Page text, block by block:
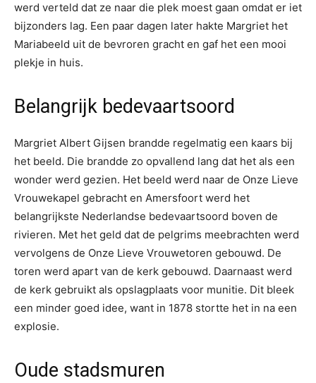
werd verteld dat ze naar die plek moest gaan omdat er iet
bijzonders lag. Een paar dagen later hakte Margriet het
Mariabeeld uit de bevroren gracht en gaf het een mooi
plekje in huis.
Belangrijk bedevaartsoord
Margriet Albert Gijsen brandde regelmatig een kaars bij
het beeld. Die brandde zo opvallend lang dat het als een
wonder werd gezien. Het beeld werd naar de Onze Lieve
Vrouwekapel gebracht en Amersfoort werd het
belangrijkste Nederlandse bedevaartsoord boven de
rivieren. Met het geld dat de pelgrims meebrachten werd
vervolgens de Onze Lieve Vrouwetoren gebouwd. De
toren werd apart van de kerk gebouwd. Daarnaast werd
de kerk gebruikt als opslagplaats voor munitie. Dit bleek
een minder goed idee, want in 1878 stortte het in na een
explosie.
Oude stadsmuren